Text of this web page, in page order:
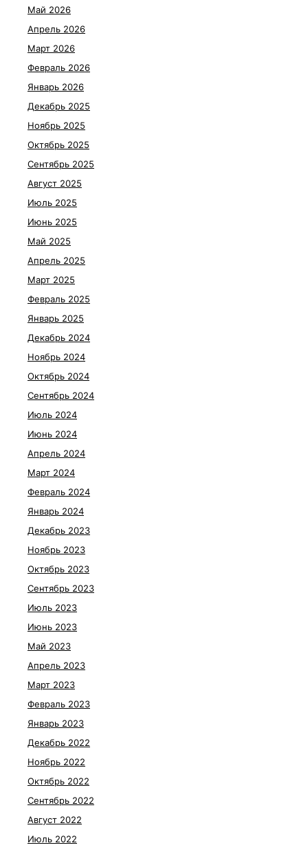
Май 2026
Апрель 2026
Март 2026
Февраль 2026
Январь 2026
Декабрь 2025
Ноябрь 2025
Октябрь 2025
Сентябрь 2025
Август 2025
Июль 2025
Июнь 2025
Май 2025
Апрель 2025
Март 2025
Февраль 2025
Январь 2025
Декабрь 2024
Ноябрь 2024
Октябрь 2024
Сентябрь 2024
Июль 2024
Июнь 2024
Апрель 2024
Март 2024
Февраль 2024
Январь 2024
Декабрь 2023
Ноябрь 2023
Октябрь 2023
Сентябрь 2023
Июль 2023
Июнь 2023
Май 2023
Апрель 2023
Март 2023
Февраль 2023
Январь 2023
Декабрь 2022
Ноябрь 2022
Октябрь 2022
Сентябрь 2022
Август 2022
Июль 2022